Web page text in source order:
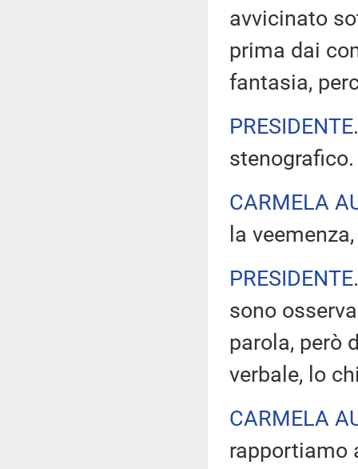
avvicinato
prima dai
fantasia,
PRESIDENTE
stenografico.
CARMELA
la
PRESIDENTE
sono
parola, però
verbale, lo
CARMELA
rapportiamo